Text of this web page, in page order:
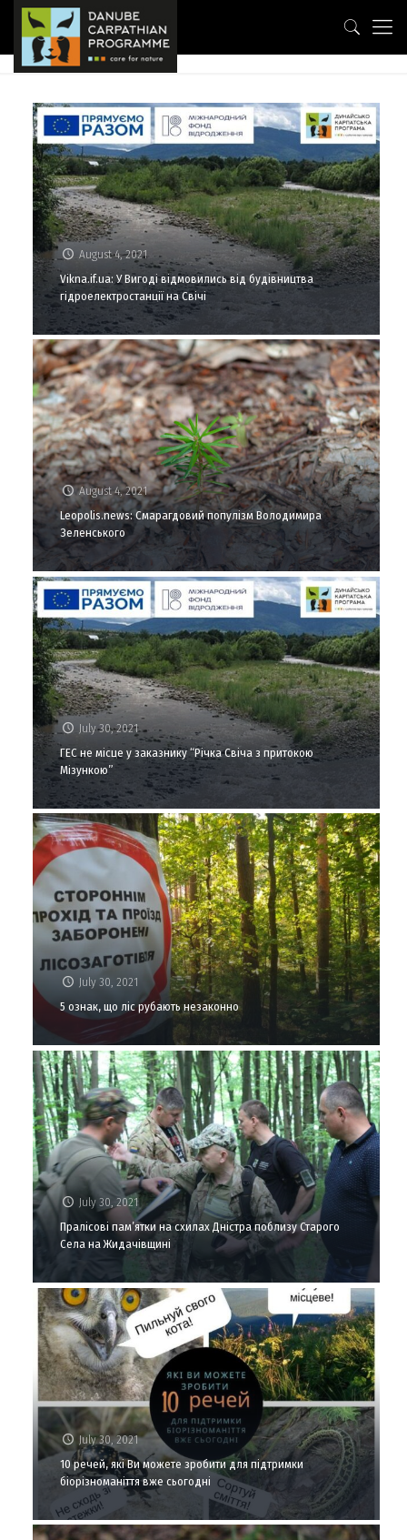
August 4, 2021
Vikna.if.ua: У Вигоді відмовились від будівництва
гідроелектростанції на Свічі
August 4, 2021
Leopolis.news: Смарагдовий популізм Володимира
Зеленського
July 30, 2021
ГЕС не місце у заказнику “Річка Свіча з притокою
Мізункою”
July 30, 2021
5 ознак, що ліс рубають незаконно
July 30, 2021
Пралісові пам’ятки на схилах Дністра поблизу Старого
Села на Жидачівщині
July 30, 2021
10 речей, які Ви можете зробити для підтримки
біорізноманіття вже сьогодні